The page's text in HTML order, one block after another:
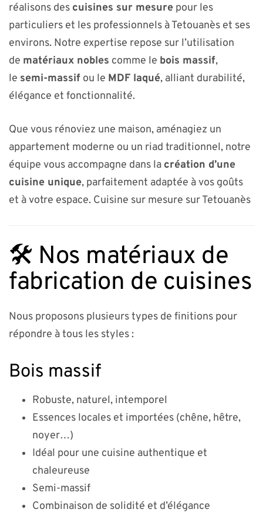
réalisons des cuisines sur mesure pour les
particuliers et les professionnels à Tetouanès et ses
environs. Notre expertise repose sur l’utilisation
de matériaux nobles comme le bois massif,
le semi-massif ou le MDF laqué, alliant durabilité,
élégance et fonctionnalité.
Que vous rénoviez une maison, aménagiez un
appartement moderne ou un riad traditionnel, notre
équipe vous accompagne dans la création d’une
cuisine unique, parfaitement adaptée à vos goûts
et à votre espace. Cuisine sur mesure sur Tetouanès
🛠️ Nos matériaux de
fabrication de cuisines
Nous proposons plusieurs types de finitions pour
répondre à tous les styles :
Bois massif
Robuste, naturel, intemporel
Essences locales et importées (chêne, hêtre,
noyer…)
Idéal pour une cuisine authentique et
chaleureuse
Semi-massif
Combinaison de solidité et d’élégance